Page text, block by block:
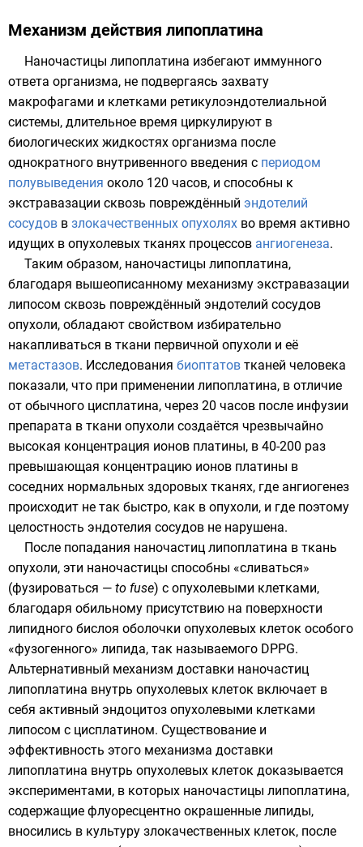
Механизм действия липоплатина
Наночастицы липоплатина избегают иммунного
ответа организма, не подвергаясь захвату
макрофагами и клетками ретикулоэндотелиальной
системы, длительное время циркулируют в
биологических жидкостях организма после
однократного внутривенного введения с периодом
полувыведения около 120 часов, и способны к
экстравазации сквозь повреждённый эндотелий
сосудов в злокачественных опухолях во время активно
идущих в опухолевых тканях процессов ангиогенеза.
Таким образом, наночастицы липоплатина,
благодаря вышеописанному механизму экстравазации
липосом сквозь повреждённый эндотелий сосудов
опухоли, обладают свойством избирательно
накапливаться в ткани первичной опухоли и её
метастазов. Исследования биоптатов тканей человека
показали, что при применении липоплатина, в отличие
от обычного цисплатина, через 20 часов после инфузии
препарата в ткани опухоли создаётся чрезвычайно
высокая концентрация ионов платины, в 40-200 раз
превышающая концентрацию ионов платины в
соседних нормальных здоровых тканях, где ангиогенез
происходит не так быстро, как в опухоли, и где поэтому
целостность эндотелия сосудов не нарушена.
После попадания наночастиц липоплатина в ткань
опухоли, эти наночастицы способны «сливаться»
(фузироваться — to fuse) с опухолевыми клетками,
благодаря обильному присутствию на поверхности
липидного бислоя оболочки опухолевых клеток особого
«фузогенного» липида, так называемого DPPG.
Альтернативный механизм доставки наночастиц
липоплатина внутрь опухолевых клеток включает в
себя активный эндоцитоз опухолевыми клетками
липосом с цисплатином. Существование и
эффективность этого механизма доставки
липоплатина внутрь опухолевых клеток доказывается
экспериментами, в которых наночастицы липоплатина,
содержащие флуоресцентно окрашенные липиды,
вносились в культуру злокачественных клеток, после